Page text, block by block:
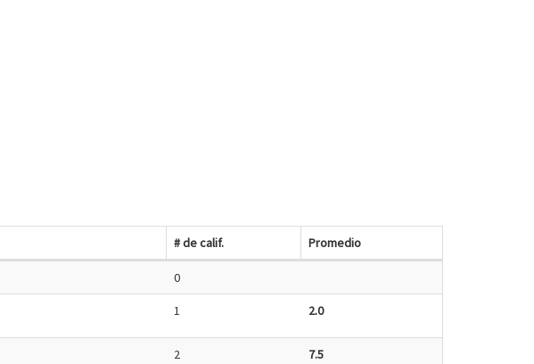
# de calif. Promedio
0
1 2.0
2 7.5